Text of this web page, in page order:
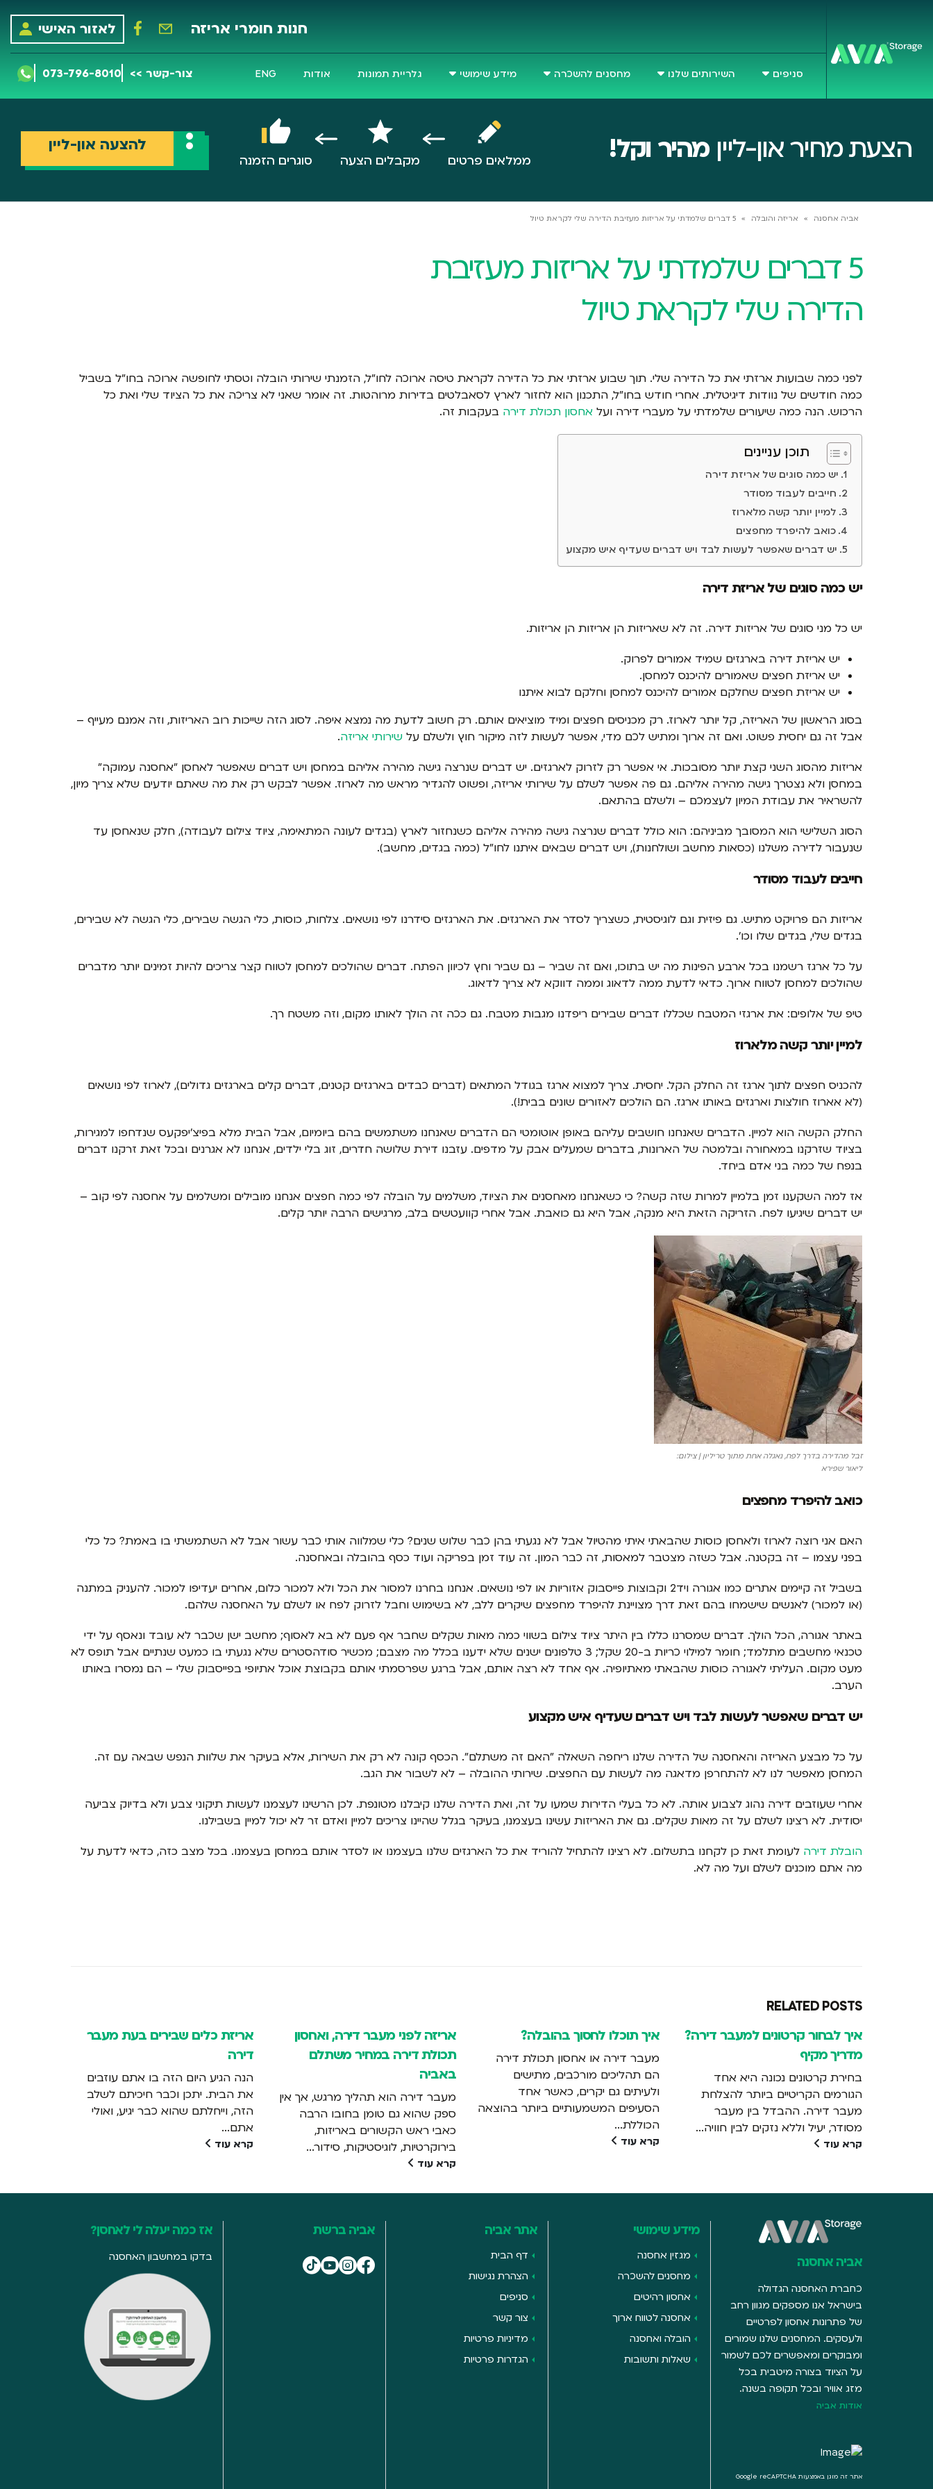
חנות חומרי אריזה לאזור האישי
סניפים השירותים שלנו מחסנים להשכרה מידע שימושי גלריית תמונות אודות ENG צור-קשר >> 073-796-8010
הצעת מחיר און-לייןמהיר וקל! ממלאים פרטים מקבלים הצעה סוגרים הזמנה
להצעה און-ליין
אביה אחסנה » אריזה והובלה » 5 דברים שלמדתי על אריזות מעזיבת הדירה שלי לקראת טיול
5 דברים שלמדתי על אריזות מעזיבת
הדירה שלי לקראת טיול
לפני כמה שבועות ארזתי את כל הדירה שלי. תוך שבוע ארזתי את כל הדירה לקראת טיסה ארוכה לחו"ל, הזמנתי שירותי הובלה וטסתי לחופשה ארוכה בחו"ל בשביל
כמה חודשים של נוודות דיגיטלית. אחרי חודש בחו"ל, התכנון הוא לחזור לארץ לסאבלטים בדירות מרוהטות. זה אומר שאני לא צריכה את כל הציוד שלי ואת כל
הרכוש. הנה כמה שיעורים שלמדתי על מעברי דירה ועל אחסון תכולת דירה בעקבות זה.
תוכן עניינים
יש כמה סוגים של אריזת דירה
חייבים לעבוד מסודר
למיין יותר קשה מלארוז
כואב להיפרד מחפצים
יש דברים שאפשר לעשות לבד ויש דברים שעדיף איש מקצוע
יש כמה סוגים של אריזת דירה
יש כל מני סוגים של אריזות דירה. זה לא שאריזות הן אריזות הן אריזות.
יש אריזת דירה בארגזים שמיד אמורים לפרוק.
יש אריזת חפצים שאמורים להיכנס למחסן.
יש אריזת חפצים שחלקם אמורים להיכנס למחסן וחלקם לבוא איתנו
בסוג הראשון של האריזה, קל יותר לארוז. רק מכניסים חפצים ומיד מוציאים אותם. רק חשוב לדעת מה נמצא איפה. לסוג הזה שייכות רוב האריזות, וזה אמנם מעייף –
אבל זה גם יחסית פשוט. ואם זה ארוך ומתיש לכם מדי, אפשר לעשות לזה מיקור חוץ ולשלם על שירותי אריזה.
אריזות מהסוג השני קצת יותר מסובכות. אי אפשר רק לזרוק לארגזים. יש דברים שנרצה גישה מהירה אליהם במחסן ויש דברים שאפשר לאחסן "אחסנה עמוקה"
במחסן ולא נצטרך גישה מהירה אליהם. גם פה אפשר לשלם על שירותי אריזה, ופשוט להגדיר מראש מה לארוז. אפשר לבקש רק את מה שאתם יודעים שלא צריך מיון,
להשראיר את עבודת המיון לעצמכם – ולשלם בהתאם.
הסוג השלישי הוא המסובך מביניהם: הוא כולל דברים שנרצה גישה מהירה אליהם כשנחזור לארץ (בגדים לעונה המתאימה, ציוד צילום לעבודה), חלק שנאחסן עד
שנעבור לדירה משלנו (כסאות מחשב ושולחנות), ויש דברים שבאים איתנו לחו"ל (כמה בגדים, מחשב).
חייבים לעבוד מסודר
אריזות הם פרויקט מתיש. גם פיזית וגם לוגיסטית, כשצריך לסדר את הארגזים. את הארגזים סידרנו לפי נושאים. צלחות, כוסות, כלי הגשה שבירים, כלי הגשה לא שבירים,
בגדים שלי, בגדים שלו וכו'.
על כל ארגז רשמנו בכל ארבע הפינות מה יש בתוכו, ואם זה שביר – גם שביר וחץ לכיוון הפתח. דברים שהולכים למחסן לטווח קצר צריכים להיות זמינים יותר מדברים
שהולכים למחסן לטווח ארוך. כדאי לדעת ממה לדאוג וממה דווקא לא צריך לדאוג.
טיפ של אלופים: את ארגזי המטבח שכללו דברים שבירים ריפדנו מגבות מטבח. גם ככה זה הולך לאותו מקום, וזה משטח רך.
למיין יותר קשה מלארוז
להכניס חפצים לתוך ארגז זה החלק הקל. יחסית. צריך למצוא ארגז בגודל המתאים (דברים כבדים בארגזים קטנים, דברים קלים בארגזים גדולים), לארוז לפי נושאים
(לא אארוז חולצות וארגזים באותו ארגז. הם הולכים לאזורים שונים בבית!).
החלק הקשה הוא למיין. הדברים שאנחנו חושבים עליהם באופן אוטומטי הם הדברים שאנחנו משתמשים בהם ביומיום, אבל הבית מלא בפיצ'יפקעס שנדחפו למגירות,
בציוד שזרקנו במאחורה ובלמטה של הארונות, בדברים שמעלים אבק על מדפים. עזבנו דירת שלושה חדרים, זוג בלי ילדים, אנחנו לא אגרנים ובכל זאת זרקנו דברים
בנפח של כמה בני אדם ביחד.
אז למה השקענו זמן בלמיין למרות שזה קשה? כי כשאנחנו מאחסנים את הציוד, משלמים על הובלה לפי כמה חפצים אנחנו מובילים ומשלמים על אחסנה לפי קוב –
יש דברים שיגיעו לפח. הזריקה הזאת היא מנקה, אבל היא גם כואבת. אבל אחרי קוועטשים בלב, מרגישים הרבה יותר קלים.
זבל מהדירה בדרך לפח, נאגלה אחת מתוך טריליון | צילום:
ליאור שפירא
כואב להיפרד מחפצים
האם אני רוצה לארוז ולאחסן כוסות שהבאתי איתי מהטיול אבל לא נגעתי בהן כבר שלוש שנים? כלי שמלווה אותי כבר עשור אבל לא השתמשתי בו באמת? כל כלי
בפני עצמו – זה בקטנה. אבל כשזה מצטבר למאסות, זה כבר המון. זה עוד זמן בפריקה ועוד כסף בהובלה ובאחסנה.
בשביל זה קיימים אתרים כמו אגורה ויד2 וקבוצות פייסבוק אזוריות או לפי נושאים. אנחנו בחרנו למסור את הכל ולא למכור כלום, אחרים יעדיפו למכור. להעניק במתנה
(או למכור) לאנשים שישמחו בהם זאת דרך מצויינת להיפרד מחפצים שיקרים ללב, לא בשימוש וחבל לזרוק לפח או לשלם על האחסנה שלהם.
באתר אגורה, הכל הולך. דברים שמסרנו כללו בין היתר ציוד צילום בשווי כמה מאות שקלים שחבר אף פעם לא בא לאסוף; מחשב ישן שכבר לא עובד ונאסף על ידי
טכנאי מחשבים מתלמד; חומר למילוי כריות ב-20 שקל; 3 טלפונים ישנים שלא ידענו בכלל מה מצבם; מכשיר סודהסטרים שלא נגעתי בו כמעט שנתיים אבל תופס לא
מעט מקום. העליתי לאגורה כוסות שהבאתי מאתיופיה. אף אחד לא רצה אותם, אבל ברגע שפרסמתי אותם בקבוצת אוכל אתיופי בפייסבוק שלי – הם נמסרו באותו
הערב.
יש דברים שאפשר לעשות לבד ויש דברים שעדיף איש מקצוע
על כל מבצע האריזה והאחסנה של הדירה שלנו ריחפה השאלה "האם זה משתלם". הכסף קונה לא רק את השירות, אלא בעיקר את שלוות הנפש שבאה עם זה.
המחסן מאפשר לנו לא להתחרפן מדאגה מה לעשות עם החפצים. שירותי ההובלה – לא לשבור את הגב.
אחרי שעוזבים דירה נהוג לצבוע אותה. לא כל בעלי הדירות שמעו על זה, ואת הדירה שלנו קיבלנו מטונפת. לכן הרשינו לעצמנו לעשות תיקוני צבע ולא בדיוק צביעה
יסודית. לא רצינו לשלם על זה מאות שקלים. גם את האריזות עשינו בעצמנו, בעיקר בגלל שהיינו צריכים למיין ואדם זר לא יכול למיין בשבילנו.
הובלת דירה לעומת זאת כן לקחנו בתשלום. לא רצינו להתחיל להוריד את כל הארגזים שלנו בעצמנו או לסדר אותם במחסן בעצמנו. בכל מצב כזה, כדאי לדעת על
מה אתם מוכנים לשלם ועל מה לא.
RELATEDPOSTS
איך לבחור קרטונים למעבר דירה?
מדריך מקיף
בחירת קרטונים נכונה היא אחד
הגורמים הקריטיים ביותר להצלחת
מעבר דירה. ההבדל בין מעבר
מסודר, יעיל וללא נזקים לבין חוויה...
קרא עוד
איך תוכלו לחסוך בהובלה?
מעבר דירה או אחסון תכולת דירה
הם תהליכים מורכבים, מתישים
ולעיתים גם יקרים, כאשר אחד
הסעיפים המשמעותיים ביותר בהוצאה
הכוללת...
קרא עוד
אריזה לפני מעבר דירה, ואחסון
תכולת דירה במחיר משתלם
באביה
מעבר דירה הוא תהליך מרגש, אך אין
ספק שהוא גם טומן בחובו הרבה
כאבי ראש הקשורים באריזות,
בירוקרטיות, לוגיסטיקות, סידור...
קרא עוד
אריזת כלים שבירים בעת מעבר
דירה
הנה הגיע היום הזה בו אתם עוזבים
את הבית. יתכן וכבר חיכיתם לשלב
הזה, וייחלתם שהוא כבר יגיע, ואולי
אתם...
קרא עוד
אביה אחסנה
כחברת האחסנה הגדולה
בישראל אנו מספקים מגוון רחב
של פתרונות אחסון לפרטיים
ולעסקים. המחסנים שלנו שמורים
ומבוקרים ומאפשרים לכם לשמור
על הציוד בצורה מיטבית בכל
מזג אוויר ובכל תקופה בשנה.
אודות אביה
אתר זה מוגן באמצעות Google reCAPTCHA
מידע שימושי
מגזין אחסנה
מחסנים להשכרה
אחסון רהיטים
אחסנה לטווח ארוך
הובלה ואחסנה
שאלות ותשובות
אתר אביה
דף הבית
הצהרת נגישות
סניפים
צור קשר
מדיניות פרטיות
הגדרות פרטיות
אביה ברשת אז כמה יעלה לי לאחסן?
בדקו במחשבון האחסנה